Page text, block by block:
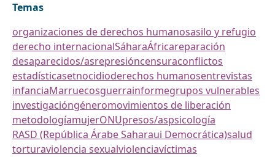
Temas
organizaciones de derechos humanosasilo y refugio
derecho internacionalSáharaÁfricareparación
desaparecidos/asrepresióncensuraconflictos
estadísticasetnocidioderechos humanosentrevistas
infanciaMarruecosguerrainformegrupos vulnerables
investigacióngéneromovimientos de liberación
metodologíamujerONUpresos/aspsicología
RASD (República Árabe Saharaui Democrática)salud
torturaviolencia sexualviolenciavíctimas